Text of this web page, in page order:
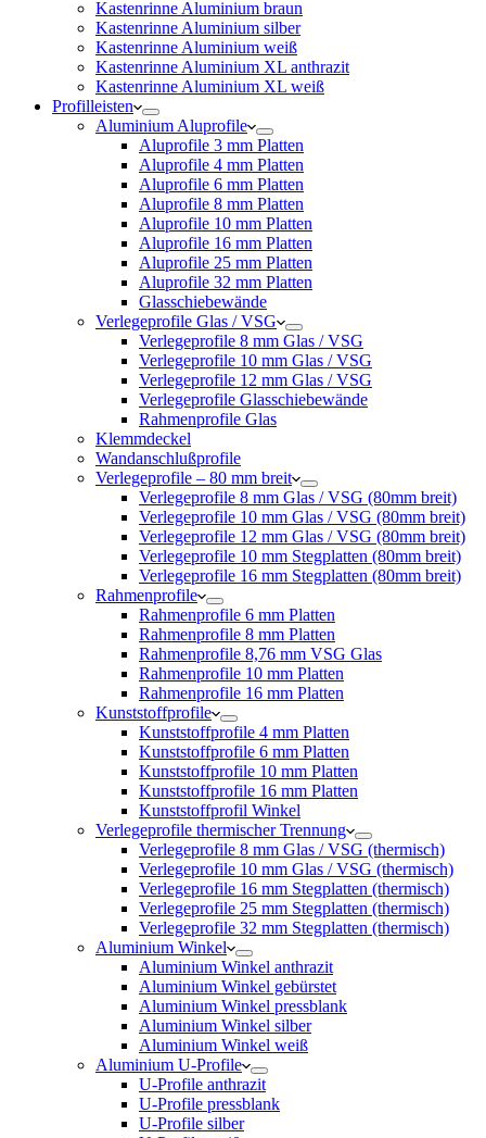
Kastenrinne Aluminium braun
Kastenrinne Aluminium silber
Kastenrinne Aluminium weiß
Kastenrinne Aluminium XL anthrazit
Kastenrinne Aluminium XL weiß
Profilleisten
Aluminium Aluprofile
Aluprofile 3 mm Platten
Aluprofile 4 mm Platten
Aluprofile 6 mm Platten
Aluprofile 8 mm Platten
Aluprofile 10 mm Platten
Aluprofile 16 mm Platten
Aluprofile 25 mm Platten
Aluprofile 32 mm Platten
Glasschiebewände
Verlegeprofile Glas / VSG
Verlegeprofile 8 mm Glas / VSG
Verlegeprofile 10 mm Glas / VSG
Verlegeprofile 12 mm Glas / VSG
Verlegeprofile Glasschiebewände
Rahmenprofile Glas
Klemmdeckel
Wandanschlußprofile
Verlegeprofile – 80 mm breit
Verlegeprofile 8 mm Glas / VSG (80mm breit)
Verlegeprofile 10 mm Glas / VSG (80mm breit)
Verlegeprofile 12 mm Glas / VSG (80mm breit)
Verlegeprofile 10 mm Stegplatten (80mm breit)
Verlegeprofile 16 mm Stegplatten (80mm breit)
Rahmenprofile
Rahmenprofile 6 mm Platten
Rahmenprofile 8 mm Platten
Rahmenprofile 8,76 mm VSG Glas
Rahmenprofile 10 mm Platten
Rahmenprofile 16 mm Platten
Kunststoffprofile
Kunststoffprofile 4 mm Platten
Kunststoffprofile 6 mm Platten
Kunststoffprofile 10 mm Platten
Kunststoffprofile 16 mm Platten
Kunststoffprofil Winkel
Verlegeprofile thermischer Trennung
Verlegeprofile 8 mm Glas / VSG (thermisch)
Verlegeprofile 10 mm Glas / VSG (thermisch)
Verlegeprofile 16 mm Stegplatten (thermisch)
Verlegeprofile 25 mm Stegplatten (thermisch)
Verlegeprofile 32 mm Stegplatten (thermisch)
Aluminium Winkel
Aluminium Winkel anthrazit
Aluminium Winkel gebürstet
Aluminium Winkel pressblank
Aluminium Winkel silber
Aluminium Winkel weiß
Aluminium U-Profile
U-Profile anthrazit
U-Profile pressblank
U-Profile silber